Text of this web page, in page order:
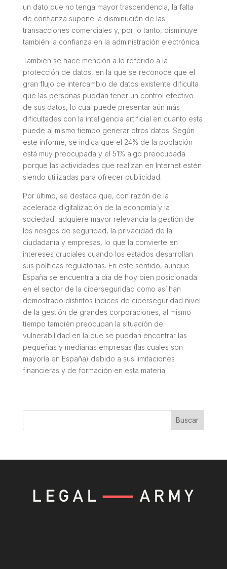
un dato que no tenga mayor trascendencia, la falta
de confianza supone la disminución de las
transacciones comerciales y, por lo tanto, disminuye
también la confianza en la administración electrónica.
También se hace mención a lo referido a la
protección de datos, en la que se reconoce que el
gran flujo de intercambio de datos existente dificulta
que las personas puedan tener un control efectivo
de sus datos, lo cual puede presentar aún más
dificultades con la inteligencia artificial en cuanto esta
puede al mismo tiempo generar otros datos. Según
este informe, se indica que el 24% de la población
está muy preocupada y el 51% algo preocupada
porque las actividades que realizan en Internet estén
siendo utilizadas para ofrecer publicidad.
Por último, se destaca que, con razón de la
acelerada digitalización de la economía y la
sociedad, adquiere mayor relevancia la gestión de
los riesgos de seguridad, la privacidad de la
ciudadanía y empresas, lo que la convierte en
intereses cruciales cuando los estados desarrollan
sus políticas regulatorias. En este sentido, aunque
España se encuentra a día de hoy bien posicionada
en el sector de la ciberseguridad como así han
demostrado distintos índices de ciberseguridad nivel
de la gestión de grandes corporaciones, al mismo
tiempo también preocupan la situación de
vulnerabilidad en la que se puedan encontrar las
pequeñas y medianas empresas (las cuales son
mayoría en España) debido a sus limitaciones
financieras y de formación en esta materia.
Buscar